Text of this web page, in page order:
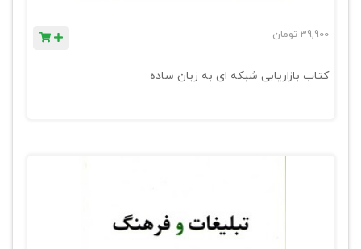
39,900 تومان
کتاب بازاریابی شبکه ای به زبان ساده